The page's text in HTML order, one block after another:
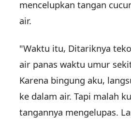
mencelupkan tangan
air.
"Waktu itu, Ditariknya
air panas waktu umur
Karena bingung aku,
ke dalam air. Tapi malah
tangannya mengelupas.